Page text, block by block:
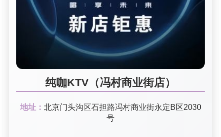
纯咖KTV（冯村商业街店）
地址： 北京门头沟区石担路冯村商业街永定B区2030
号